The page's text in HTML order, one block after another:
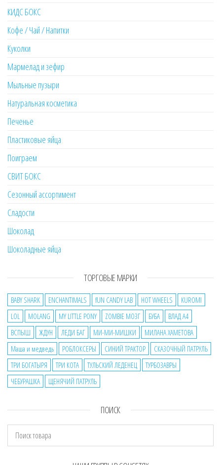
КИДС БОКС
Кофе / Чай / Напитки
Куколки
Мармелад и зефир
Мыльные пузыри
Натуральная косметика
Печенье
Пластиковые яйца
Поиграем
СВИТ БОКС
Сезонный ассортимент
Сладости
Шоколад
Шоколадные яйца
ТОРГОВЫЕ МАРКИ
BABY SHARK ENCHANTIMALS fUN CANDY LAB HOT WHEELS
KUROMI
LOL
MOLANG MY LITTLE PONY ZOMBIE МОЗГ БУБА
ВЛАД А4
ВСПЫШ
ЖДУН ЛЕДИ БАГ МИ-МИ-МИШКИ
МИЛАНА ХАМЕТОВА
Маша и медведь
РОБЛОКСЕРЫ СИНИЙ ТРАКТОР
СКАЗОЧНЫЙ ПАТРУЛЬ
ТРИ БОГАТЫРЯ
ТРИ КОТА ТУЛЬСКИЙ ЛЕДЕНЕЦ
ТУРБОЗАВРЫ
ЧЕБУРАШКА
ЩЕНЯЧИЙ ПАТРУЛЬ
ПОИСК